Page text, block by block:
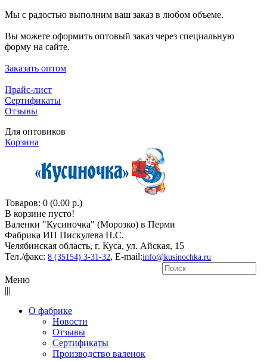
Мы с радостью выполним ваш заказ в любом объеме.
Вы можете оформить оптовый заказ через специальную
форму на сайте.
Заказать оптом
Прайс-лист
Сертификаты
Отзывы
Для оптовиков
Корзина
Товаров: 0 (0.00 р.)
В корзине пусто!
Валенки "Кусиночкa" (Морозко) в Перми
Фабрика ИП Пискулева Н.С.
Челябинская область, г. Куса, ул. Айская, 15
Тел./факс: 8 (35154) 3-31-32, E-mail:info@kusinochka.ru
Меню
|||
О фабрике
Новости
Отзывы
Сертификаты
Производство валенок